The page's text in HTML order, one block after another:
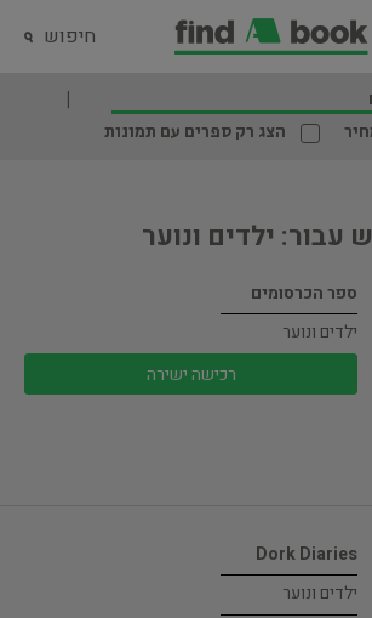
חיפוש
הצג רק ספרים עם תמונות
עבור: ילדים ונוער
ספר הכרסומים
ילדים ונוער
רכישה ישירה
Dork Diaries
ילדים ונוער